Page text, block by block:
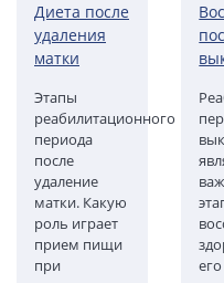
Диета после
удаления
матки
Этапы
реабилитационного
периода
после
удаление
матки. Какую
роль играет
прием пищи
при
его